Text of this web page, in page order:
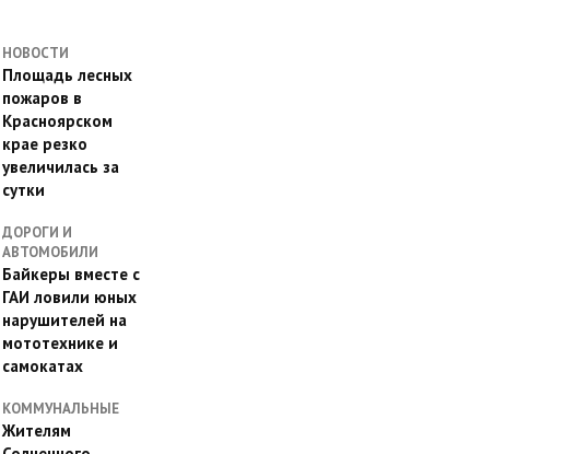
НОВОСТИ
Площадь лесных
пожаров в
Красноярском
крае резко
увеличилась за
сутки
ДОРОГИ И
АВТОМОБИЛИ
Байкеры вместе с
ГАИ ловили юных
нарушителей на
мототехнике и
самокатах
КОММУНАЛЬНЫЕ
Жителям